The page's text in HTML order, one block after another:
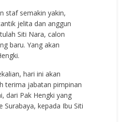
staf semakin yakin,
jelita dan anggun
Siti Nara, calon
baru. Yang akan
hari ini akan
terima jabatan pimpinan
dari Pak Hengki yang
Surabaya, kepada Ibu Siti